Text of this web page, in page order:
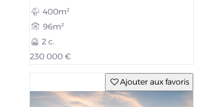
400m²
96m²
2 c.
230 000 €
Ajouter aux favoris